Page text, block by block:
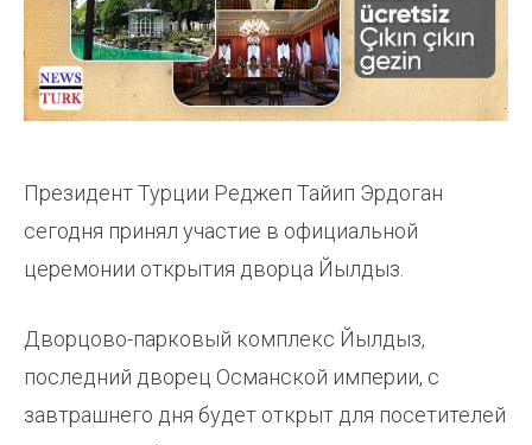
Президент Турции Реджеп Тайип Эрдоган
сегодня принял участие в официальной
церемонии открытия дворца Йылдыз.
Дворцово-парковый комплекс Йылдыз,
последний дворец Османской империи, с
завтрашнего дня будет открыт для посетителей